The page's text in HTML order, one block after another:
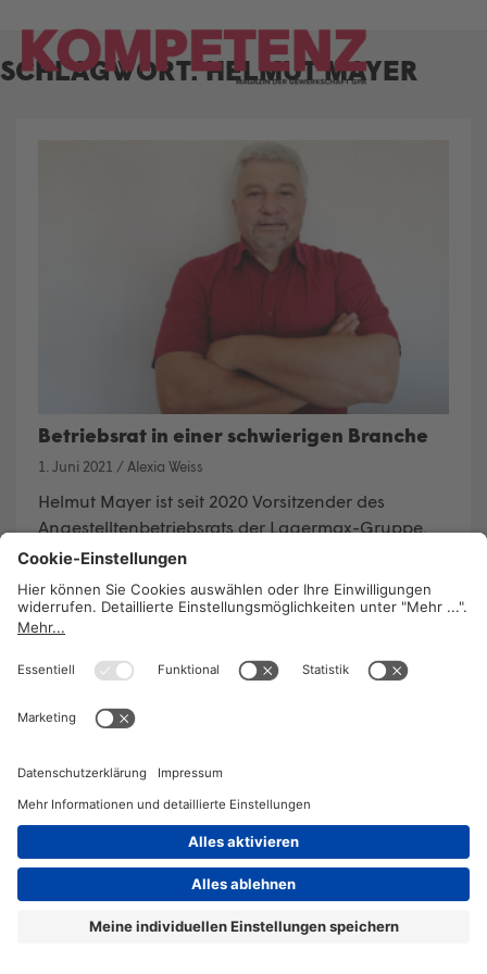
content
SCHLAGWORT:HELMUT MAYER
Betriebsrat in einer schwierigen Branche
1. Juni 2021 / Alexia Weiss
Helmut Mayer ist seit 2020 Vorsitzender des
Angestelltenbetriebsrats der Lagermax-Gruppe.
Die Corona-Krise hat vielen MitarbeiterInnen stark
in Kurzarbeit. Der Betrieb spürt zudem schon seit
Jahren den Wandel der Branche: die Konkurrenz
durch Frächter aus Osteuropa hat bereits viele
Jobs gekostet.
2026 © KOMPETENZ-online
DATENSCHUTZ OFFENLEGUNG IMPRESSUM